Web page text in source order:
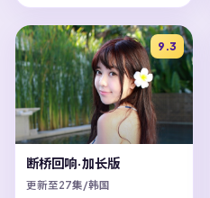
9.3
断桥回响·加长版
更新至27集/韩国